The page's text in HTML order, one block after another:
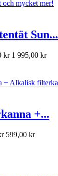
Sun...
kr 1 995,00 kr
+...
599,00 kr